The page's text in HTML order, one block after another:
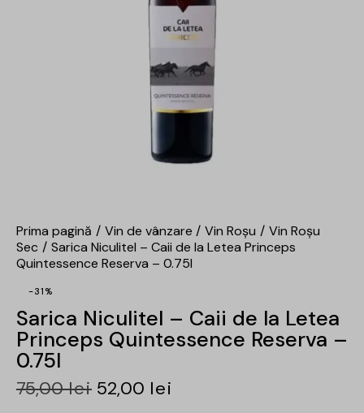
Prima pagină Vin de vânzare Vin Roșu
Vin Roșu
Sec
Sarica Niculitel – Caii de la Letea Princeps
Quintessence Reserva – 0.75l
-31%
Sarica Niculitel – Caii de la Letea
Princeps Quintessence Reserva –
0.75l
75,00lei 52,00 lei